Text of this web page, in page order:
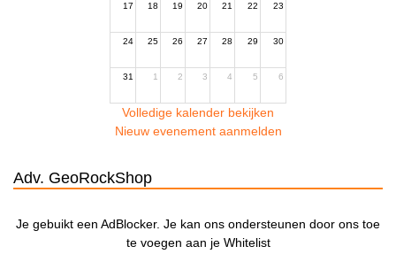
17 18 19 20 21 22 23
24 25 26 27 28 29 30
31 1 2 3 4 5 6
Volledige kalender bekijken
Nieuw evenement aanmelden
Adv. GeoRockShop
Je gebuikt een AdBlocker. Je kan ons ondersteunen door ons toe
te voegen aan je Whitelist